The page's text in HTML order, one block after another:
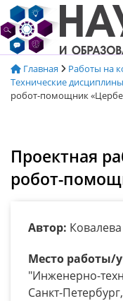
Перейти
к
содержимому
Главная Работы на
Технические дисциплины
робот-помощник
Проектная
робот-
Автор:
Место работы/
"Инженерно-
Санкт-